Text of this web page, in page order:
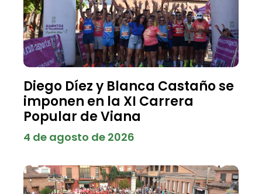
Diego Díez y Blanca Castaño se
imponen en la XI Carrera
Popular de Viana
4 de agosto de 2026